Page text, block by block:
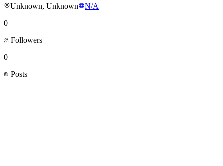
Unknown, Unknown
N/A
0
Followers
0
Posts